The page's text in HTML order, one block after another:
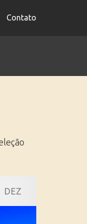
Contato
DEZ